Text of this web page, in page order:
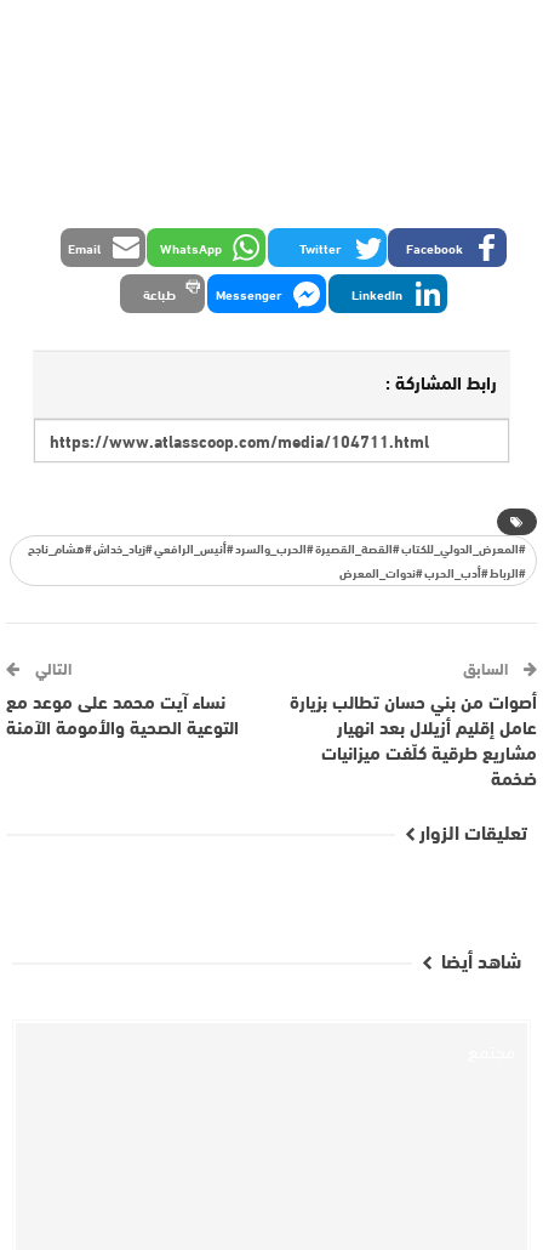
Facebook
Twitter
WhatsApp
Email
LinkedIn
Messenger طباعة
رابط المشاركة :
#المعرض_الدولي_للكتاب #القصة_القصيرة #الحرب_والسرد #أنيس_الرافعي #زياد_خداش #هشام_ناجح
#الرباط #أدب_الحرب #ندوات_المعرض
السابق
أصوات من بني حسان تطالب بزيارة
عامل إقليم أزيلال بعد انهيار
مشاريع طرقية كلّفت ميزانيات
ضخمة
التالي
نساء آيت محمد على موعد مع
التوعية الصحية والأمومة الآمنة
تعليقات الزوار
شاهد أيضا